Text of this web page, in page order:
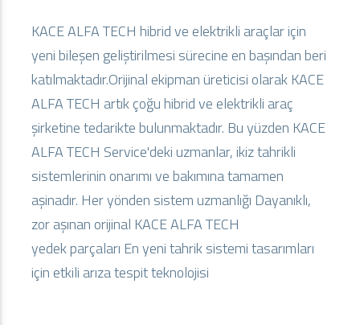
KACE ALFA TECH hibrid ve elektrikli araçlar için
yeni bileşen geliştirilmesi sürecine en başından beri
katılmaktadır.Orijinal ekipman üreticisi olarak KACE
ALFA TECH artık çoğu hibrid ve elektrikli araç
şirketine tedarikte bulunmaktadır. Bu yüzden KACE
ALFA TECH Service'deki uzmanlar, ikiz tahrikli
sistemlerinin onarımı ve bakımına tamamen
aşinadır. Her yönden sistem uzmanlığı Dayanıklı,
zor aşınan orijinal KACE ALFA TECH
yedek parçaları En yeni tahrik sistemi tasarımları
için etkili arıza tespit teknolojisi